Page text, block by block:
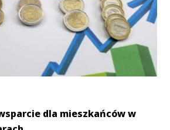
dla mieszkańców w